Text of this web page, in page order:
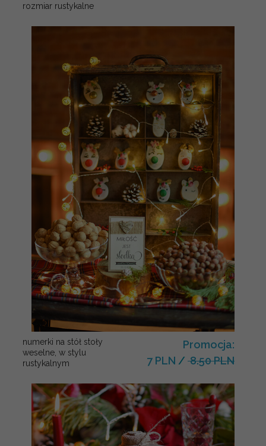
rozmiar rustykalne
numerki na stół stoły
weselne, w stylu
rustykalnym
Promocja:
7 PLN / 8.50 PLN